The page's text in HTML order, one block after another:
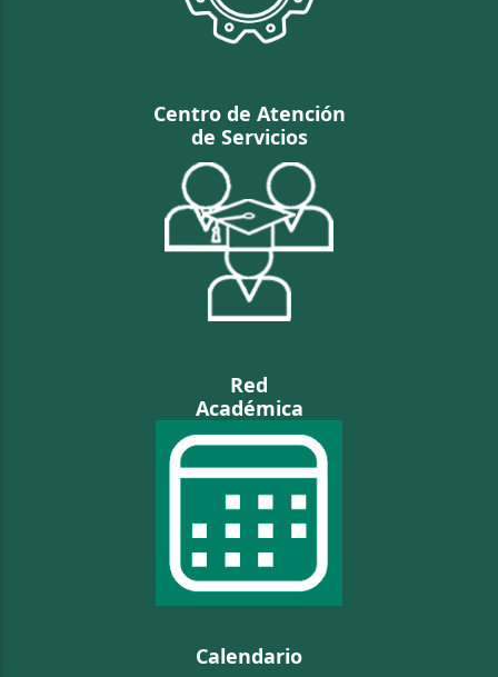
Centro de Atención
de Servicios
Red
Académica
Calendario